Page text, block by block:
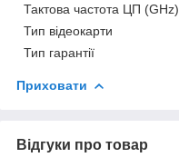
Тактова частота ЦП (GHz)
Тип відеокарти
Тип гарантії
Приховати
Відгуки про товар